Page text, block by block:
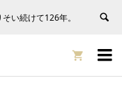
い続けて126年。

